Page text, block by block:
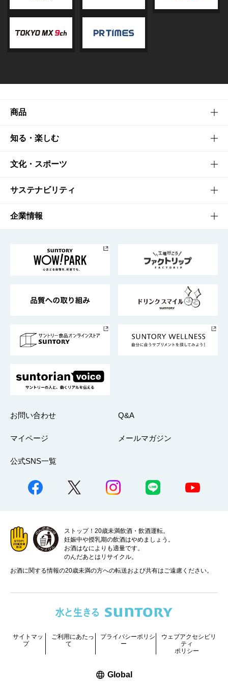
商品
商品TOP
商品一覧
商品発売情報
栄養成分一覧
知る・楽しむ
知る・楽しむTOP
キャンペーン
工場見学
地域情報
文化・スポーツ
文化・スポーツTOP
サントリーホール
サントリーサンバーズ大阪
サステナビリティ
サステナビリティTOP
サントリーが考えるサステナビリティ経営
企業情報
企業概要
採用情報
お問い合わせ Q&A
マイページ メールマガジン
公式SNS一覧
ストップ！20歳未満飲酒・飲酒運転。
妊娠中や授乳期の飲酒はやめましょう。
お酒はなによりも適量です。
のんだあとはリサイクル。
お酒に関する情報の20歳未満の方への転送および共有はご遠慮ください。
サイトマッ
プ
ご利用にあたっ
て
プライバシーポリシ
ー
ウェブアクセシビリ
ティ
ポリシー
Global新しいウィンドウで開く